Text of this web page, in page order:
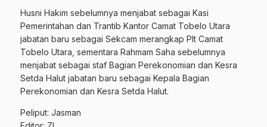
Husni Hakim sebelumnya menjabat sebagai Kasi
Pemerintahan dan Trantib Kantor Camat Tobelo Utara
jabatan baru sebagai Sekcam merangkap Plt Camat
Tobelo Utara, sementara Rahmam Saha sebelumnya
menjabat sebagai staf Bagian Perekonomian dan Kesra
Setda Halut jabatan baru sebagai Kepala Bagian
Perekonomian dan Kesra Setda Halut.
Peliput: Jasman